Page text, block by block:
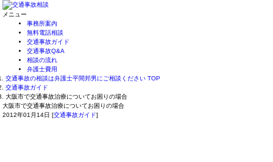
メニュー
事務所案内
無料電話相談
交通事故ガイド
交通事故Q&A
相談の流れ
弁護士費用
交通事故の相談は弁護士平間邦男にご相談ください TOP
交通事故ガイド
大阪市で交通事故治療についてお困りの場合
大阪市で交通事故治療についてお困りの場合
2012年01月14日 [交通事故ガイド]